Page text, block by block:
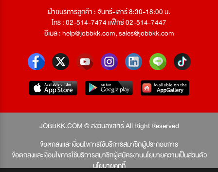
ฝ่ายบริการลูกค้า : จันทร์-เสาร์ 8:30-18:00 น.
โทร : 02-514-7474 แฟ็กซ์ 02-514-7447
อีเมล :help@jobbkk.com,sales@jobbkk.com
JOBBKK.COM © สงวนลิขสิทธิ์ All Right Reserved
ข้อตกลงและเงื่อนไขการใช้บริการสมาชิกผู้ประกอบการ
ข้อตกลงและเงื่อนไขการใช้บริการสมาชิกผู้สมัครงานนโยบายความเป็นส่วนตัว
นโยบายคุกกี้